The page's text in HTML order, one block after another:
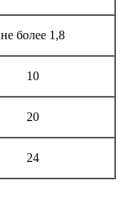
не более 1,8
10
20
24